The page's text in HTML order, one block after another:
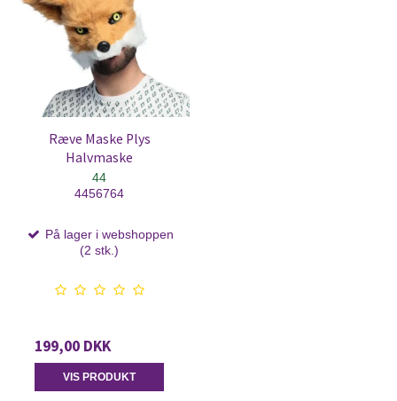
Ræve Maske Plys
Halvmaske
44
4456764
På lager i webshoppen
(2 stk.)
199,00 DKK
VIS PRODUKT